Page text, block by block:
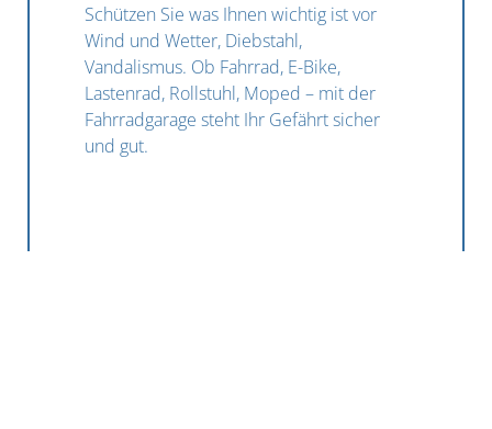
Schützen Sie was Ihnen wichtig ist vor
Wind und Wetter, Diebstahl,
Vandalismus. Ob Fahrrad, E-Bike,
Lastenrad, Rollstuhl, Moped – mit der
Fahrradgarage steht Ihr Gefährt sicher
und gut.